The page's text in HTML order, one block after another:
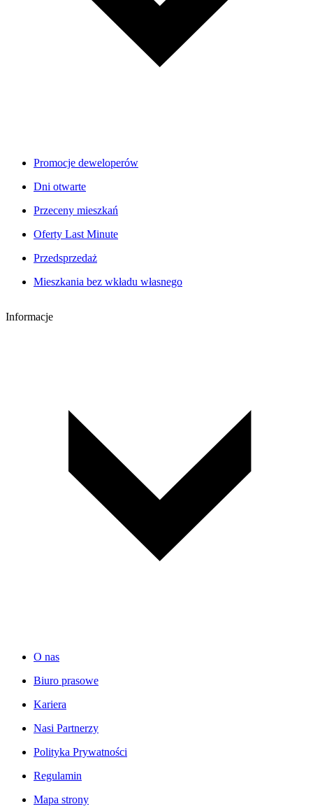
Promocje deweloperów
Dni otwarte
Przeceny mieszkań
Oferty Last Minute
Przedsprzedaż
Mieszkania bez wkładu własnego
Informacje
O nas
Biuro prasowe
Kariera
Nasi Partnerzy
Polityka Prywatności
Regulamin
Mapa strony